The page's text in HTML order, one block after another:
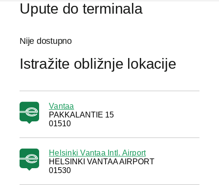
Upute do terminala
Nije dostupno
Istražite obližnje lokacije
Vantaa
PAKKALANTIE 15
01510
Helsinki Vantaa Intl. Airport
HELSINKI VANTAA AIRPORT
01530